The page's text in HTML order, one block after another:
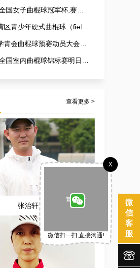
查看更多 >
张治轩
微
信
客
服
X
微信扫一扫,直接沟通!

